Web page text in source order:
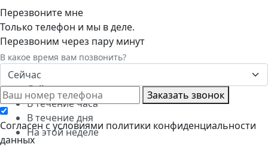
Перезвоните мне
Только телефон и мы в деле.
Перезвоним через пару минут
В какое время вам позвонить?
Сейчас
Сейчас
В течение часа
В течение дня
На этой неделе
Заказать звонок
Cогласен с условиями политики конфиденциальности
данных